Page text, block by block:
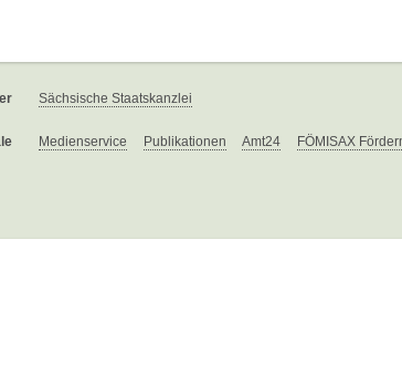
Sächsische Staatskanzlei
Medienservice Publikationen Amt24 FÖMISAX